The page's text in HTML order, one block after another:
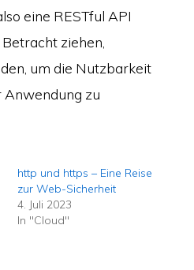
eine RESTful API
ziehen,
um die Nutzbarkeit
Anwendung zu
http und https – Eine Reise
zur Web-Sicherheit
4. Juli 2023
In "Cloud"